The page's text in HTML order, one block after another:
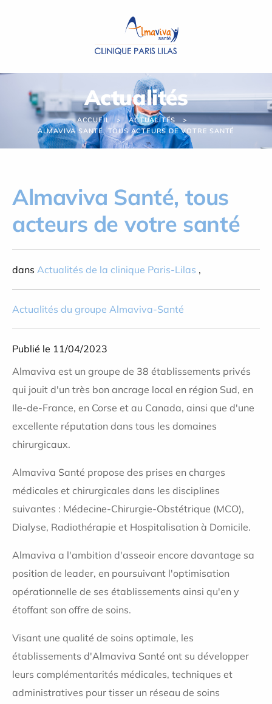
Actualités
ACCUEIL
ACTUALITÉS
ALMAVIVA SANTÉ, TOUS ACTEURS DE VOTRE SANTÉ
Almaviva Santé, tous
acteurs de votre santé
dans Actualités de la clinique Paris-Lilas ,
Actualités du groupe Almaviva-Santé
Publié le 11/04/2023
Almaviva est un groupe de 38 établissements privés
qui jouit d'un très bon ancrage local en région Sud, en
Ile-de-France, en Corse et au Canada, ainsi que d'une
excellente réputation dans tous les domaines
chirurgicaux.
Almaviva Santé propose des prises en charges
médicales et chirurgicales dans les disciplines
suivantes : Médecine-Chirurgie-Obstétrique (MCO),
Dialyse, Radiothérapie et Hospitalisation à Domicile.
Almaviva a l'ambition d'asseoir encore davantage sa
position de leader, en poursuivant l'optimisation
opérationnelle de ses établissements ainsi qu'en y
étoffant son offre de soins.
Visant une qualité de soins optimale, les
établissements d'Almaviva Santé ont su développer
leurs complémentarités médicales, techniques et
administratives pour tisser un réseau de soins